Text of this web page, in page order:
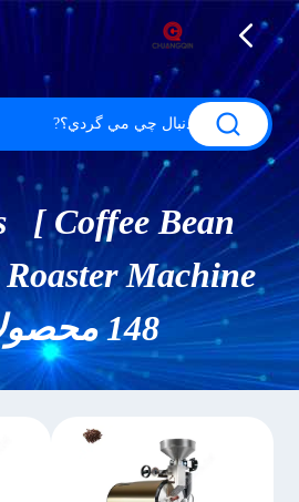
[ Coffee Bean
148 محصولات.